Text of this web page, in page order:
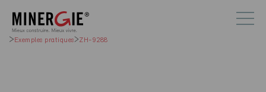
Exemples pratiques ZH-9288